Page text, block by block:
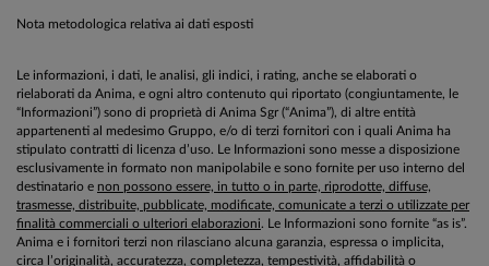
Nota metodologica relativa ai dati esposti
Le informazioni, i dati, le analisi, gli indici, i rating, anche se elaborati o
rielaborati da Anima, e ogni altro contenuto qui riportato (congiuntamente, le
“Informazioni”) sono di proprietà di Anima Sgr (“Anima”), di altre entità
appartenenti al medesimo Gruppo, e/o di terzi fornitori con i quali Anima ha
stipulato contratti di licenza d’uso. Le Informazioni sono messe a disposizione
esclusivamente in formato non manipolabile e sono fornite per uso interno del
destinatario e non possono essere, in tutto o in parte, riprodotte, diffuse,
trasmesse, distribuite, pubblicate, modificate, comunicate a terzi o utilizzate per
finalità commerciali o ulteriori elaborazioni. Le Informazioni sono fornite “as is”.
Anima e i fornitori terzi non rilasciano alcuna garanzia, espressa o implicita,
circa l’originalità, accuratezza, completezza, tempestività, affidabilità o